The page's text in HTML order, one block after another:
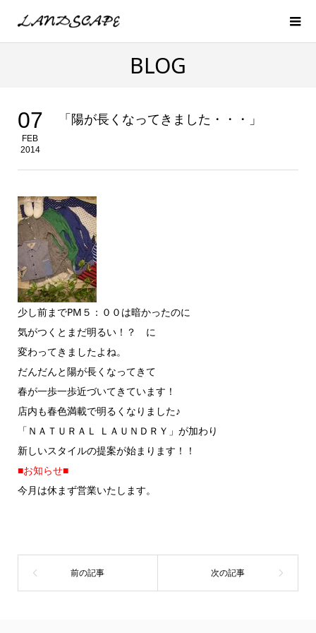
BLOG
07
FEB
2014
「陽が長くなってきました・・・」
少し前までPM５：００は暗かったのに
気がつくとまだ明るい！？ に
変わってきましたよね。
だんだんと陽が長くなってきて
春が一歩一歩近づいてきています！
店内も春色満載で明るくなりました♪
「ＮＡＴＵＲＡＬ ＬＡＵＮＤＲＹ」が加わり
新しいスタイルの提案が始まります！！
■お知らせ■
今月は休まず営業いたします。